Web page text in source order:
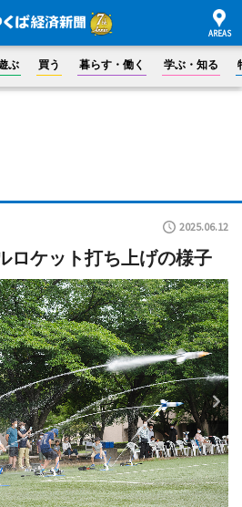
ぶ 買う 暮らす・働く 学ぶ・知る
2025.06.12
ロケット打ち上げの様子